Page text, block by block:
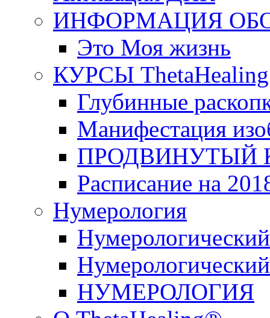
ИНФОРМАЦИЯ
Это Моя жизнь
КУРСЫ ThetaHealing
Глубинные
Манифестация
ПРОДВИНУТЫЙ
Расписание на
Нумерология
НУМЕРОЛОГИЯ